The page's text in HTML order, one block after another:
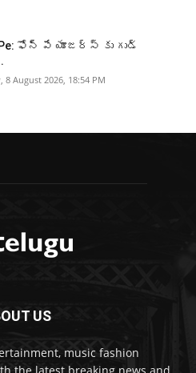
ఫోన్ పే యూజర్స్ కు గుడ్
8 August 2026, 18:54 PM
US
music fashion
the latest breaking news and